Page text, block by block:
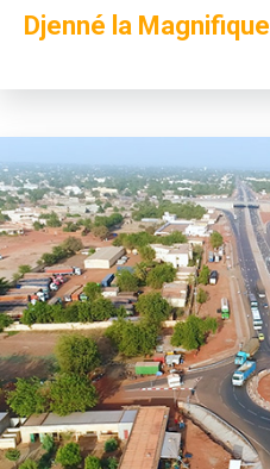
Djenné la Magnifique